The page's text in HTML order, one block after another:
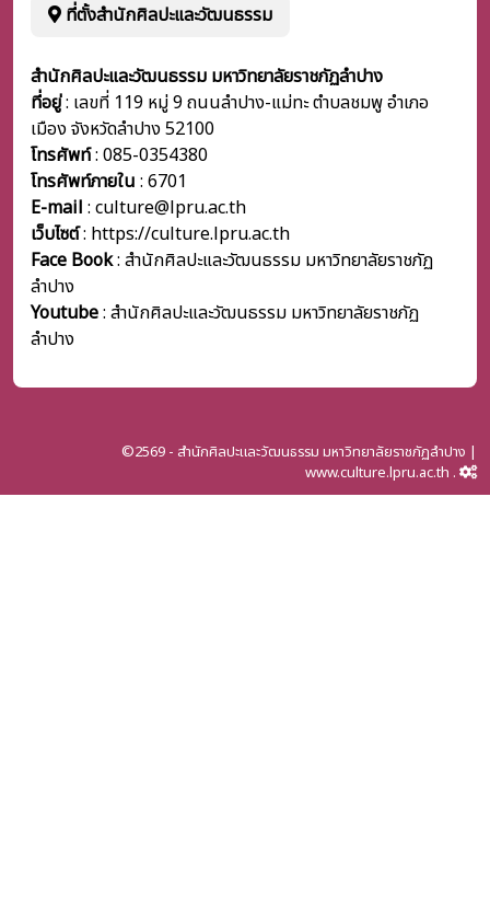
ที่ตั้งสำนักศิลปะและวัฒนธรรม
สำนักศิลปะและวัฒนธรรม มหาวิทยาลัยราชภัฏลำปาง
ที่อยู่: เลขที่ 119 หมู่ 9 ถนนลำปาง-แม่ทะ ตำบลชมพู อำเภอ
เมือง จังหวัดลำปาง 52100
โทรศัพท์: 085-0354380
โทรศัพท์ภายใน : 6701
E-mail : culture@lpru.ac.th
เว็บไซต์: https://culture.lpru.ac.th
Face Book: สำนักศิลปะและวัฒนธรรม มหาวิทยาลัยราชภัฏ
ลำปาง
Youtube: สำนักศิลปะและวัฒนธรรม มหาวิทยาลัยราชภัฏ
ลำปาง
©2569 - สำนักศิลปะและวัฒนธรรม มหาวิทยาลัยราชภัฏลำปาง |
www.culture.lpru.ac.th .